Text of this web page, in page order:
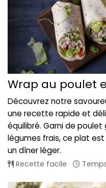
Wrap au poulet
Découvrez notre
une recette rapide et
équilibré. Garni de
légumes frais, ce plat
un dîner léger.
Recette facile